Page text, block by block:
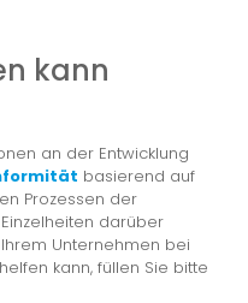
kann
an der Entwicklung
basierend auf
Prozessen der
darüber
Unternehmen bei
kann, füllen Sie bitte